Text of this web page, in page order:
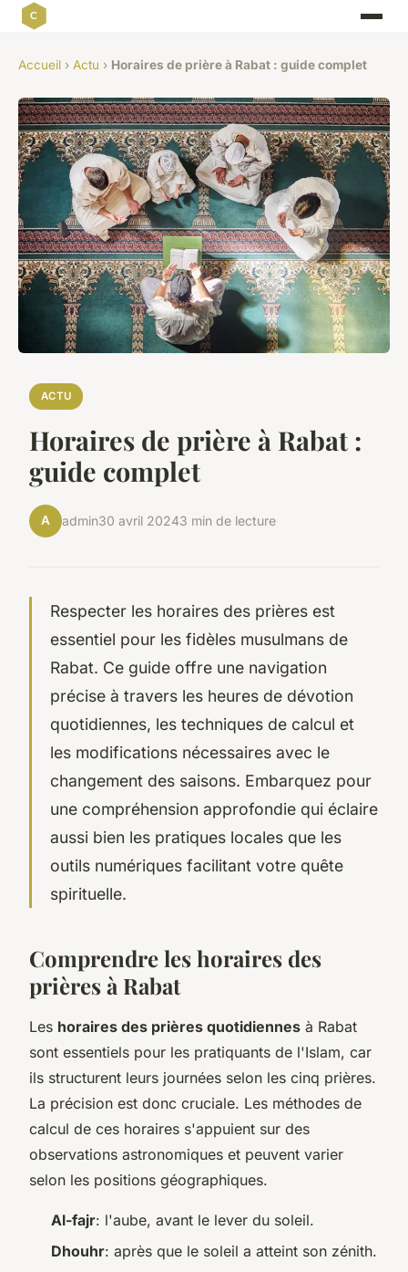
Accueil › Actu › Horaires de prière à Rabat : guide complet
ACTU
Horaires de prière à Rabat :
guide complet
A admin30 avril 20243 min de lecture
Respecter les horaires des prières est
essentiel pour les fidèles musulmans de
Rabat. Ce guide offre une navigation
précise à travers les heures de dévotion
quotidiennes, les techniques de calcul et
les modifications nécessaires avec le
changement des saisons. Embarquez pour
une compréhension approfondie qui éclaire
aussi bien les pratiques locales que les
outils numériques facilitant votre quête
spirituelle.
Comprendre les horaires des
prières à Rabat
Les horaires des prières quotidiennes à Rabat
sont essentiels pour les pratiquants de l'Islam, car
ils structurent leurs journées selon les cinq prières.
La précision est donc cruciale. Les méthodes de
calcul de ces horaires s'appuient sur des
observations astronomiques et peuvent varier
selon les positions géographiques.
Al-fajr: l'aube, avant le lever du soleil.
Dhouhr: après que le soleil a atteint son zénith.